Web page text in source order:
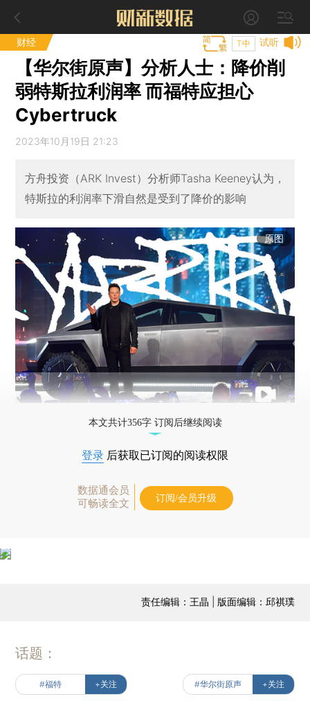
财经 试听
T中
【华尔街原声】分析人士：降价削
弱特斯拉利润率 而福特应担心
Cybertruck
2023年10月19日 21:23
方舟投资（ARK Invest）分析师Tasha Keeney认为，
特斯拉的利润率下滑自然是受到了降价的影响
原图
本文共计356字 订阅后继续阅读
登录 后获取已订阅的阅读权限
数据通会员
可畅读全文
订阅/会员升级
责任编辑：王晶 | 版面编辑：邱祺璞
话题：
#福特 +关注 #华尔街原声 +关注